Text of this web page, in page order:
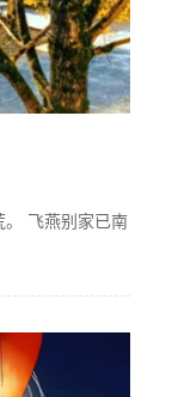
飞燕别家已南